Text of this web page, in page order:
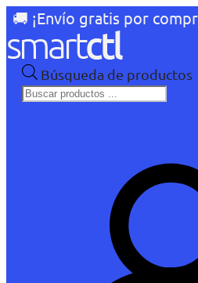
🚚 ¡Envío gratis por
Búsqueda de productos